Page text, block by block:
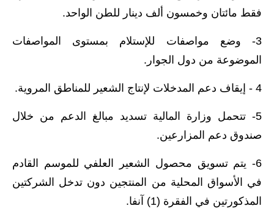
فقط مائتان وخمسون ألف دينار للطن الواحد.
3- وضع مواصفات للإستلام بمستوى المواصفات
الموضوعة من دول الجوار.
4 - إيقاف دعم المدخلات لإنتاج الشعير للمناطق المروية.
5- تتحمل وزارة المالية تسديد مبالغ الدعم من خلال
صندوق دعم المزارعين.
6- يتم تسويق محصول الشعير العلفي للموسم القادم
في الأسواق المحلية من المنتجين دون تدخل الشركتين
المذكورتين في الفقرة (1) آنفا.